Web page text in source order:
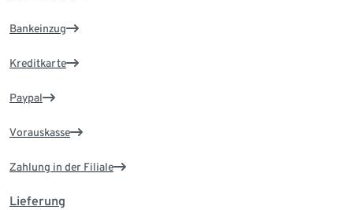
Bankeinzug
Kreditkarte
Paypal
Vorauskasse
Zahlung in der Filiale
Lieferung